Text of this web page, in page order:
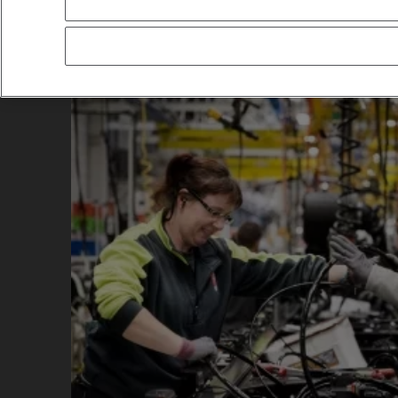
Voir aussi